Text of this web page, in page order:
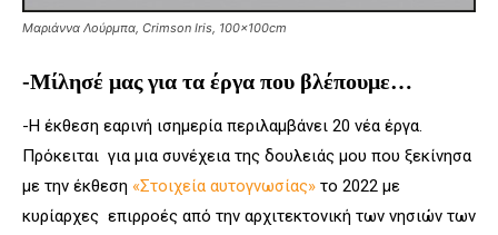
Μαριάννα Λούρμπα, Crimson Iris, 100x100cm
-Μίλησέ μας για τα έργα που βλέπουμε…
-Η έκθεση εαρινή ισημερία περιλαμβάνει 20 νέα έργα.
Πρόκειται για μια συνέχεια της δουλειάς μου που ξεκίνησα
με την έκθεση «Στοιχεία αυτογνωσίας» το 2022 με
κυρίαρχες επιρροές από την αρχιτεκτονική των νησιών των